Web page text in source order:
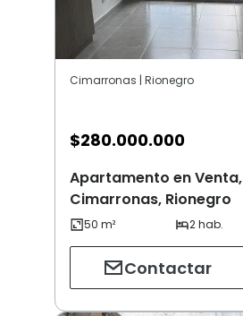
Cimarronas | Rionegro
$280.000.000
Apartamento en Venta,
Cimarronas, Rionegro
Contactar